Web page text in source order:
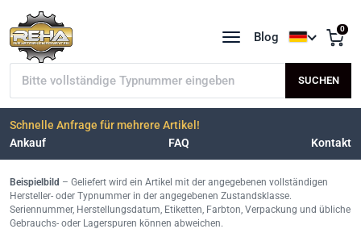
Typnummer suchen SUCHEN
Blog
Sprache
0
Schnelle Anfrage für mehrere Artikel!
Ankauf
FAQ Kontakt
Beispielbild – Geliefert wird ein Artikel mit der angegebenen vollständigen
Hersteller- oder Typnummer in der angegebenen Zustandsklasse.
Seriennummer, Herstellungsdatum, Etiketten, Farbton, Verpackung und übliche
Gebrauchs- oder Lagerspuren können abweichen.